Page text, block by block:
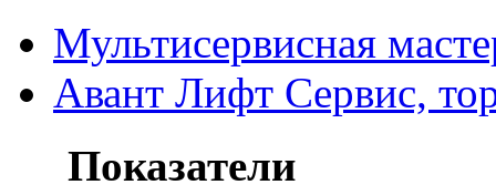
Мультисервисная
Авант Лифт Сервис,
Показатели